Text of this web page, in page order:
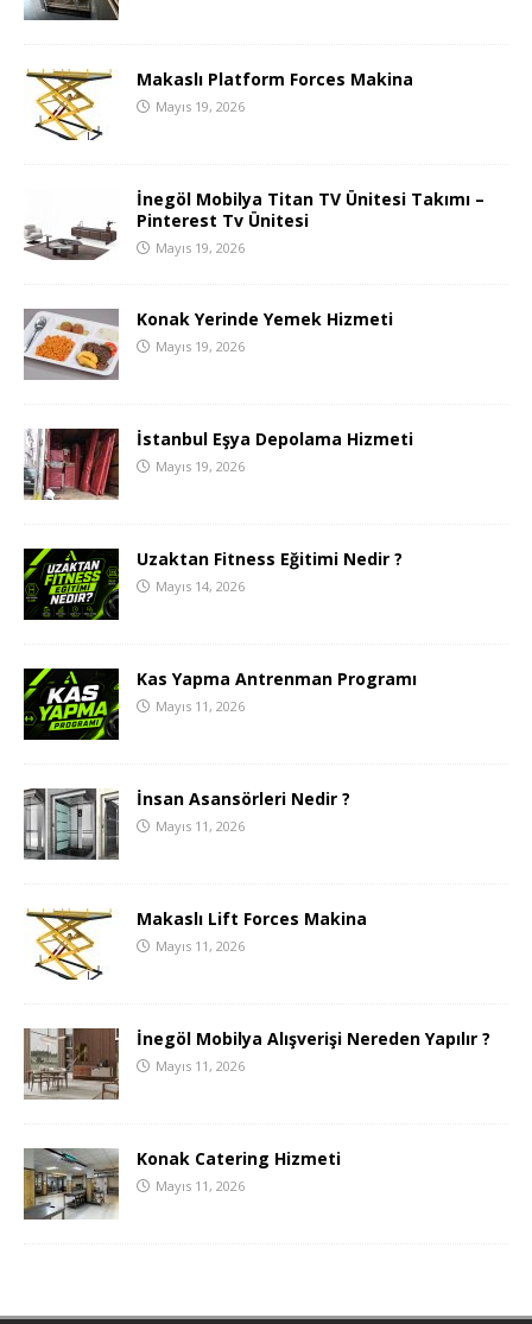
Makaslı Platform Forces Makina
Mayıs 19, 2026
İnegöl Mobilya Titan TV Ünitesi Takımı –
Pinterest Tv Ünitesi
Mayıs 19, 2026
Konak Yerinde Yemek Hizmeti
Mayıs 19, 2026
İstanbul Eşya Depolama Hizmeti
Mayıs 19, 2026
Uzaktan Fitness Eğitimi Nedir ?
Mayıs 14, 2026
Kas Yapma Antrenman Programı
Mayıs 11, 2026
İnsan Asansörleri Nedir ?
Mayıs 11, 2026
Makaslı Lift Forces Makina
Mayıs 11, 2026
İnegöl Mobilya Alışverişi Nereden Yapılır ?
Mayıs 11, 2026
Konak Catering Hizmeti
Mayıs 11, 2026